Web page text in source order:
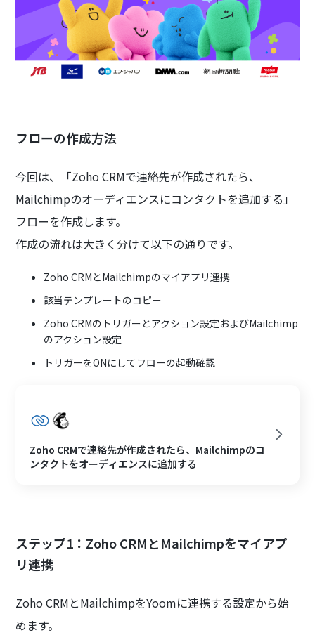
フローの作成方法
今回は、「Zoho CRMで連絡先が作成されたら、
Mailchimpのオーディエンスにコンタクトを追加する」
フローを作成します。
作成の流れは大きく分けて以下の通りです。
Zoho CRMとMailchimpのマイアプリ連携
該当テンプレートのコピー
Zoho CRMのトリガーとアクション設定およびMailchimp
のアクション設定
トリガーをONにしてフローの起動確認
Zoho CRMで連絡先が作成されたら、Mailchimpのコ
ンタクトをオーディエンスに追加する
ステップ1：Zoho CRMとMailchimpをマイアプ
リ連携
Zoho CRMとMailchimpをYoomに連携する設定から始
めます。